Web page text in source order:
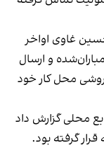
غاوی اواخر
و ارسال
محل کار خود
محلی گزارش داد
گرفته بود.